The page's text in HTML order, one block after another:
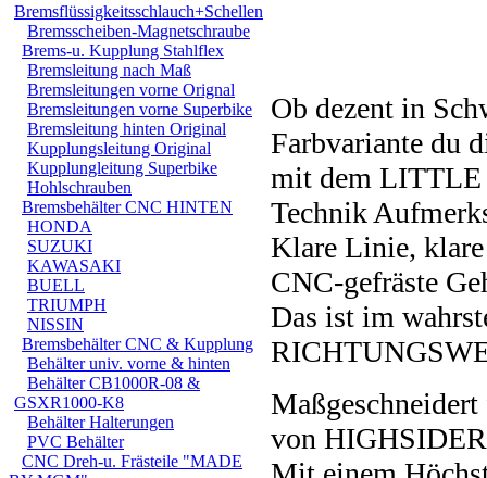
Bremsflüssigkeitsschlauch+Schellen
Bremsscheiben-Magnetschraube
Brems-u. Kupplung Stahlflex
Bremsleitung nach Maß
Bremsleitungen vorne Orignal
Bremsleitungen vorne Superbike
Bremsleitung hinten Original
Kupplungsleitung Original
Kupplungleitung Superbike
Hohlschrauben
Bremsbehälter CNC HINTEN
HONDA
SUZUKI
KAWASAKI
BUELL
TRIUMPH
NISSIN
Bremsbehälter CNC & Kupplung
Behälter univ. vorne & hinten
Behälter CB1000R-08 &
GSXR1000-K8
Behälter Halterungen
PVC Behälter
CNC Dreh-u. Frästeile "MADE
Ob dezent in
Farbvariante du
mit dem LITTLE
Technik
Klare Linie,
CNC-gefräste
Das ist im
von